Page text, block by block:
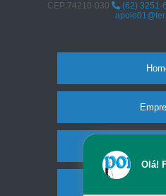
CEP:74210-030
(62) 3251-
Olá!